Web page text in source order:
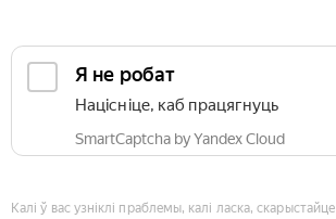
Я не робат
Націсніце, каб працягнуць
SmartCaptcha by Yandex Cloud
Калі ў вас узніклі праблемы, калі ласка, скарыстайце